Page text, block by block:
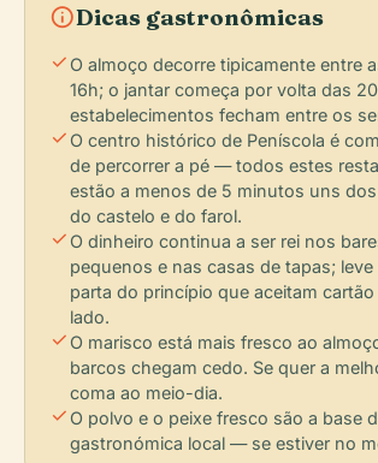
infoDicas gastronômicas
check O almoço decorre tipicamente entre
16h; o jantar começa por volta das
estabelecimentos fecham entre os
check O centro histórico de Peníscola é
de percorrer a pé — todos estes
estão a menos de 5 minutos uns
do castelo e do farol.
check O dinheiro continua a ser rei nos
pequenos e nas casas de tapas;
parta do princípio que aceitam
lado.
check O marisco está mais fresco ao
barcos chegam cedo. Se quer a
coma ao meio-dia.
check O polvo e o peixe fresco são a base
gastronómica local — se estiver no